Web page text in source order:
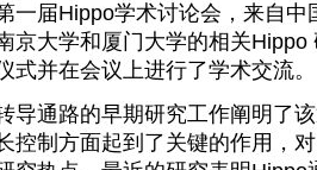
一届Hippo学术讨论会，来自中
京大学和厦门大学的相关Hippo
式并在会议上进行了学术交流。
导通路的早期研究工作阐明了
控制方面起到了关键的作用，